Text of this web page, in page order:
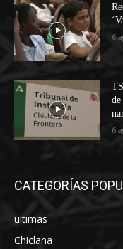
6
6
CATEGORÍAS
ultimas
Chiclana